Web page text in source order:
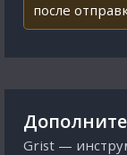
после
Grist —